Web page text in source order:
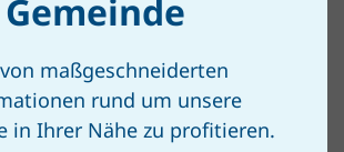
Gemeinde
maßgeschneiderten
rund um unsere
in Ihrer Nähe zu profitieren.